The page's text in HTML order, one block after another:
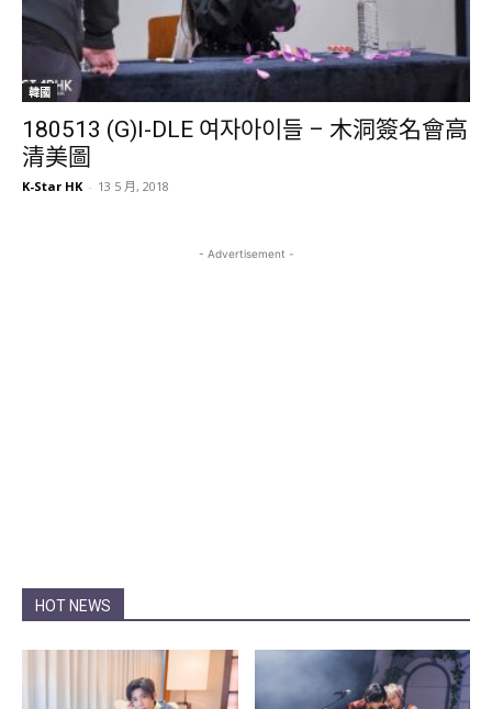
韓國
180513 (G)I-DLE 여자아이들 – 木洞簽名會高
清美圖
K-Star HK - 13 5 月, 2018
- Advertisement -
HOT NEWS